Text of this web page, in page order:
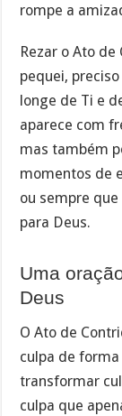
rompe a
Rezar o Ato de
pequei,
longe de Ti e
aparece com
mas também
momentos de
ou sempre
para Deus.
Uma
Deus
O Ato de
culpa de
transformar
culpa que